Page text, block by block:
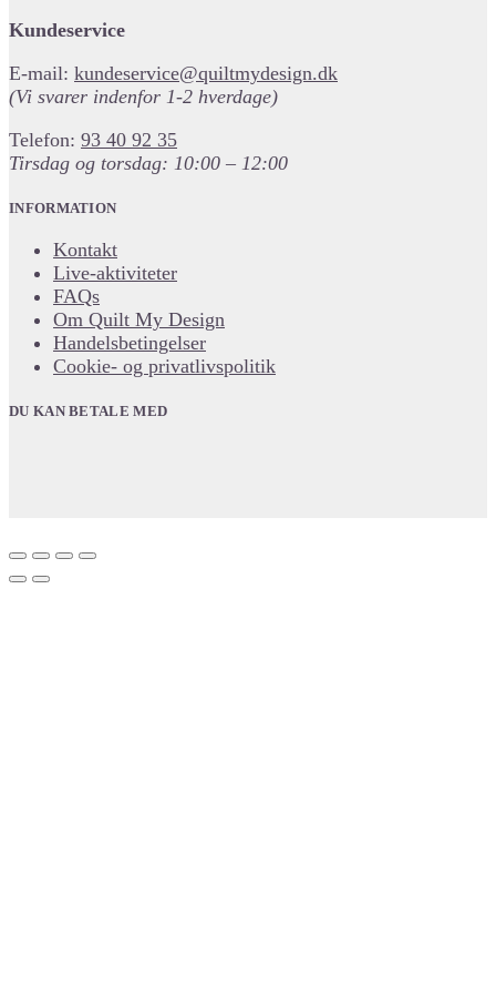
Kundeservice
E-mail: kundeservice@quiltmydesign.dk
(Vi svarer indenfor 1-2 hverdage)
Telefon: 93 40 92 35
Tirsdag og torsdag: 10:00 – 12:00
INFORMATION
Kontakt
Live-aktiviteter
FAQs
Om Quilt My Design
Handelsbetingelser
Cookie- og privatlivspolitik
DU KAN BETALE MED